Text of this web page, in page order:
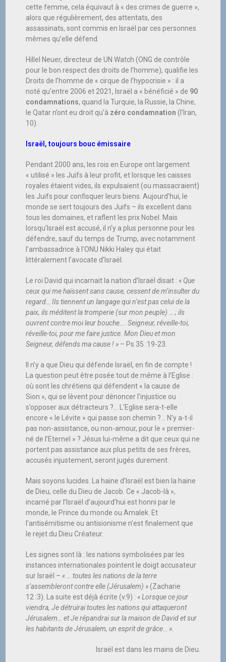
cette femme, cela équivaut à « des crimes de guerre »,
alors que régulièrement, des attentats, des
assassinats, sont commis en Israël par ces personnes
mêmes qu’elle défend.
Hillel Neuer, directeur de UN Watch (ONG de contrôle
pour le bon respect des droits de l’homme), qualifie les
Droits de l’homme de « cirque de l’hypocrisie » : il a
noté qu’entre 2006 et 2021, Israël a « bénéficié » de 90
condamnations, quand la Turquie, la Russie, la Chine,
le Qatar n’ont eu droit qu’à zéro condamnation (l’Iran,
10).
Israël, toujours bouc émissaire
Pendant 2000 ans, les rois en Europe ont largement
« utilisé » les Juifs à leur profit, et lorsque les caisses
royales étaient vides, ils expulsaient (ou massacraient)
les Juifs pour confisquer leurs biens. Aujourd’hui, le
monde se sert toujours des Juifs – ils excellent dans
tous les domaines, et raflent les prix Nobel. Mais
lorsqu’Israël est accusé, il n’y a plus personne pour les
défendre, sauf du temps de Trump, avec notamment
l’ambassadrice à l’ONU Nikki Haley qui était
littéralement l’avocate d’Israël.
Le roi David qui incarnait la nation d’Israël disait : « Que
ceux qui me haïssent sans cause, cessent de m’insulter du
regard… Ils tiennent un langage qui n’est pas celui de la
paix, ils méditent la tromperie (sur mon peuple) … ; ils
ouvrent contre moi leur bouche…. Seigneur, réveille-toi,
réveille-toi, pour me faire justice. Mon Dieu et mon
Seigneur, défends ma cause ! » – Ps 35 :19-23.
Il n’y a que Dieu qui défende Israël, en fin de compte !
La question peut être posée tout de même à l’Eglise :
où sont les chrétiens qui défendent « la cause de
Sion », qui se lèvent pour dénoncer l’injustice ou
s’opposer aux détracteurs ?… L’Eglise sera-t-elle
encore « le Lévite » qui passe son chemin ?… N’y a-t-il
pas non-assistance, ou non-amour, pour le « premier-
né de l’Eternel » ? Jésus lui-même a dit que ceux qui ne
portent pas assistance aux plus petits de ses frères,
accusés injustement, seront jugés durement.
Mais soyons lucides. La haine d’Israël est bien la haine
de Dieu, celle du Dieu de Jacob. Ce « Jacob-là »,
incarné par l’Israël d’aujourd’hui est honni par le
monde, le Prince du monde ou Amalek. Et
l’antisémitisme ou antisionisme n’est finalement que
le rejet du Dieu Créateur.
Les signes sont là : les nations symbolisées par les
instances internationales pointent le doigt accusateur
sur Israël – « … toutes les nations de la terre
s’assembleront contre elle (Jérusalem) »(Zacharie
12 :3). La suite est déjà écrite (v.9) : « Lorsque ce jour
viendra, Je détruirai toutes les nations qui attaqueront
Jérusalem… et Je répandrai sur la maison de David et sur
les habitants de Jérusalem, un esprit de grâce… ».
Israël est dans les mains de Dieu.